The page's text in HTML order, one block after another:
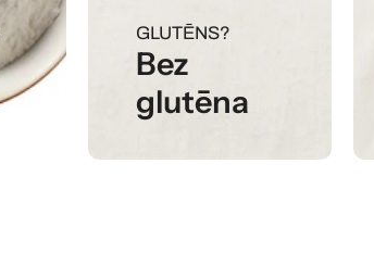
GLUTĒNS?
Bez
glutēna